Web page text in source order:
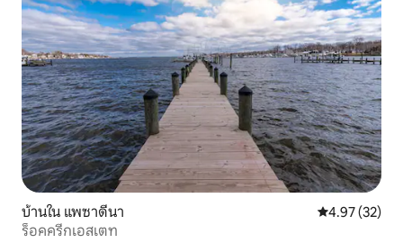
บ้านใน แพซาดีนา คะแนนเฉลี่ย
4.97 (32)
ร็อคครีกเอสเตท